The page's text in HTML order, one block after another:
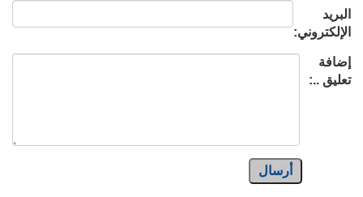
البريد
الإلكتروني:
إضافة
تعليق ..:
أرسال